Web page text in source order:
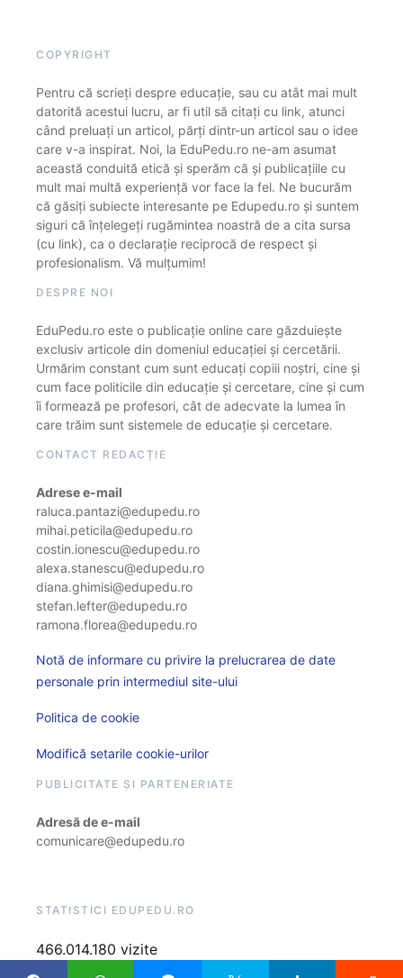
COPYRIGHT
Pentru că scrieți despre educație, sau cu atât mai mult
datorită acestui lucru, ar fi util să citați cu link, atunci
când preluați un articol, părți dintr-un articol sau o idee
care v-a inspirat. Noi, la EduPedu.ro ne-am asumat
această conduită etică și sperăm că și publicațiile cu
mult mai multă experiență vor face la fel. Ne bucurăm
că găsiți subiecte interesante pe Edupedu.ro și suntem
siguri că înțelegeți rugămintea noastră de a cita sursa
(cu link), ca o declarație reciprocă de respect și
profesionalism. Vă mulțumim!
DESPRE NOI
EduPedu.ro este o publicație online care găzduiește
exclusiv articole din domeniul educației și cercetării.
Urmărim constant cum sunt educați copiii noștri, cine și
cum face politicile din educație și cercetare, cine și cum
îi formează pe profesori, cât de adecvate la lumea în
care trăim sunt sistemele de educație și cercetare.
CONTACT REDACȚIE
Adrese e-mail
raluca.pantazi@edupedu.ro
mihai.peticila@edupedu.ro
costin.ionescu@edupedu.ro
alexa.stanescu@edupedu.ro
diana.ghimisi@edupedu.ro
stefan.lefter@edupedu.ro
ramona.florea@edupedu.ro
Notă de informare cu privire la prelucrarea de date
personale prin intermediul site-ului
Politica de cookie
Modifică setarile cookie-urilor
PUBLICITATE ȘI PARTENERIATE
Adresă de e-mail
comunicare@edupedu.ro
STATISTICI EDUPEDU.RO
466.014.180 vizite